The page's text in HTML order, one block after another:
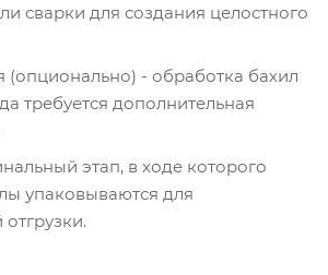
сварки для создания целостного
(опционально) - обработка бахил
требуется дополнительная
этап, в ходе которого
упаковываются для